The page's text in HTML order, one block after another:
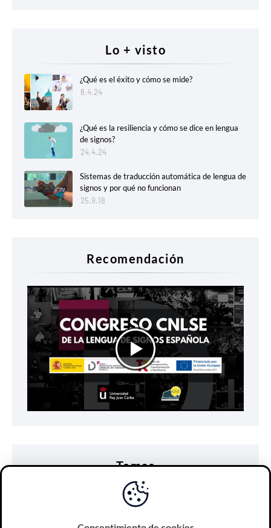
Lo + visto
¿Qué es el éxito y cómo se mide?
8.4.24
¿Qué es la resiliencia y cómo se dice en lengua
de signos?
24.4.24
Sistemas de traducción automática de lengua de
signos y por qué no funcionan
25.9.18
Recomendación
Temas
comunicación discapacidad